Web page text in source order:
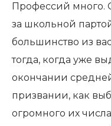
Профессий много.
за школьной
большинство из
тогда, когда уже
окончании
призвании, как
огромного их